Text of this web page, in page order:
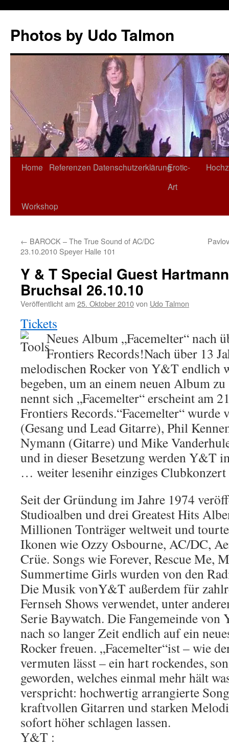
springen
Photos by Udo Talmon
Home Referenzen DatenschutzerklärungErotic-
Art
Workshop
← BAROCK – The True Sound of AC/DC
23.10.2010 Speyer Halle 101
Y & T Special Guest
Bruchsal 26.10.10
Veröffentlicht am 25. Oktober 2010von Udo Talmon
Tickets
Neues Album „Facemelter“ nach
Frontiers Records!Nach über 13
melodischen Rocker von Y&T endlich
begeben, um an einem neuen Album
nennt sich „Facemelter“ erscheint am
Frontiers Records.“Facemelter“ wurde
(Gesang und Lead Gitarre), Phil
Nymann (Gitarre) und Mike
und in dieser Besetzung werden Y&T
… weiter lesenihr einziges Clubkonzert
Seit der Gründung im Jahre 1974
Studioalben und drei Greatest Hits
Millionen Tonträger weltweit und
Ikonen wie Ozzy Osbourne, AC/DC,
Crüe. Songs wie Forever, Rescue Me,
Summertime Girls wurden von den
Die Musik vonY&T außerdem für
Fernseh Shows verwendet, unter
Serie Baywatch. Die Fangemeinde
nach so langer Zeit endlich auf ein
Rocker freuen. „Facemelter“ist – wie
vermuten lässt – ein hart rockendes,
geworden, welches einmal mehr hält
verspricht: hochwertig arrangierte
kraftvollen Gitarren und starken
sofort höher schlagen lassen.
Y&T :